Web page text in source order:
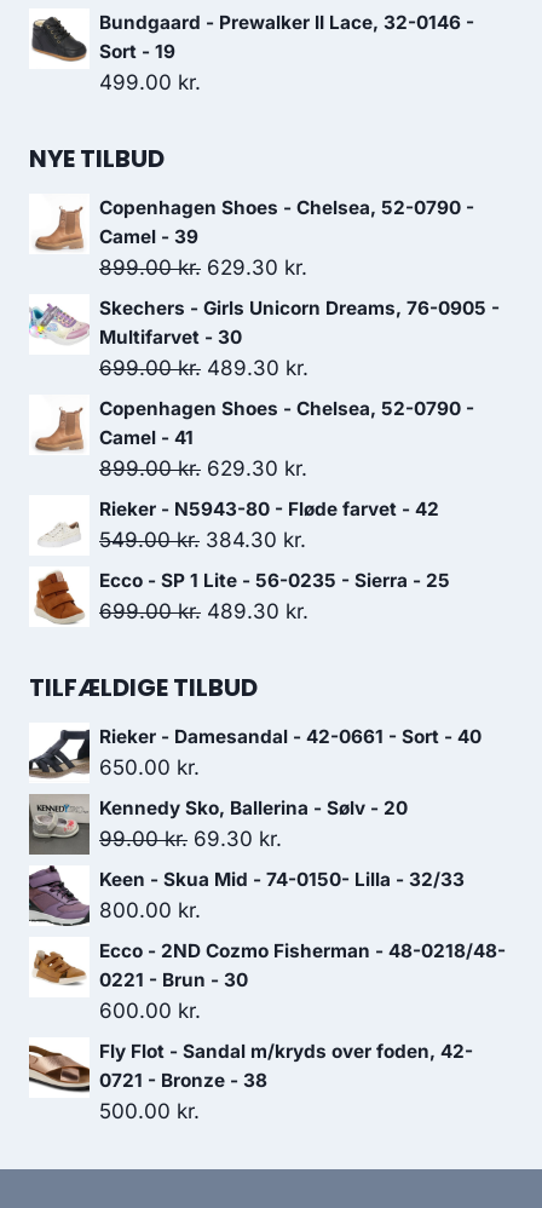
419.30 kr..
oprindeligeaktuelle
Bundgaard - Prewalker II Lace, 32-0146 -
Sort - 19
499.00 kr.
NYE TILBUD
Copenhagen Shoes - Chelsea, 52-0790 -
Camel - 39
899.00kr. Den
oprindelige
pris
var:
899.00 kr..
629.30 kr.
aktuelle
629.30 kr..
Skechers - Girls Unicorn Dreams, 76-0905 -
Multifarvet - 30
699.00kr. Den
oprindelige
var:
699.00 kr..
489.30 kr.
aktuelle
489.30 kr..
Copenhagen Shoes - Chelsea, 52-0790 -
Camel - 41
899.00kr. Den
oprindelige
pris
899.00 kr..
629.30 kr.
aktuelle
Rieker - N5943-80 - Fløde farvet - 42
549.00kr. Den
oprindelige
pris
384.30 kr.
aktuelle
Ecco - SP 1 Lite - 56-0235 - Sierra - 25
699.00kr. Den
pris
699.00 kr..
489.30 kr.
489.30 kr..
TILFÆLDIGE TILBUD
Rieker - Damesandal - 42-0661 - Sort - 40
650.00 kr.
Kennedy Sko, Ballerina - Sølv - 20
99.00kr. Den
oprindelige
pris
99.00 kr..
69.30 kr.
aktuelle
Keen - Skua Mid - 74-0150- Lilla - 32/33
800.00 kr.
Ecco - 2ND Cozmo Fisherman - 48-0218/48-
0221 - Brun - 30
600.00 kr.
Fly Flot - Sandal m/kryds over foden, 42-
0721 - Bronze - 38
500.00 kr.